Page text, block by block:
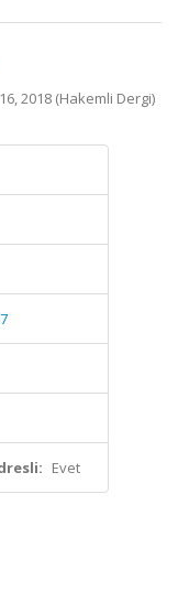
2018 (Hakemli Dergi)
Evet